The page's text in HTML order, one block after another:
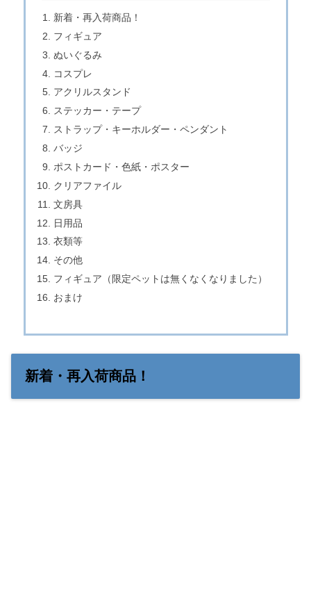
新着・再入荷商品！
フィギュア
ぬいぐるみ
コスプレ
アクリルスタンド
ステッカー・テープ
ストラップ・キーホルダー・ペンダント
バッジ
ポストカード・色紙・ポスター
クリアファイル
文房具
日用品
衣類等
その他
フィギュア（限定ペットは無くなくなりました）
おまけ
新着・再入荷商品！